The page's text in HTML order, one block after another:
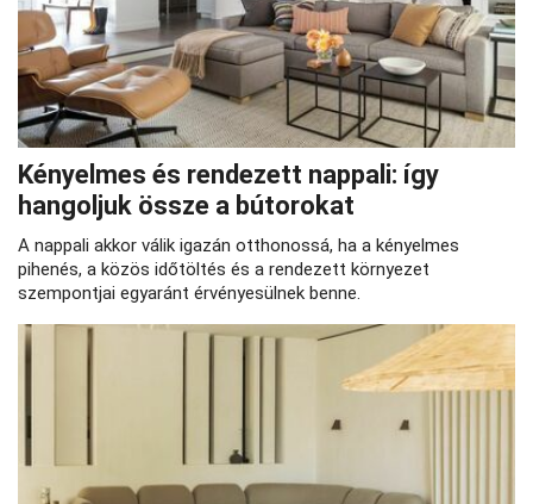
Kényelmes és rendezett nappali: így
hangoljuk össze a bútorokat
A nappali akkor válik igazán otthonossá, ha a kényelmes
pihenés, a közös időtöltés és a rendezett környezet
szempontjai egyaránt érvényesülnek benne.